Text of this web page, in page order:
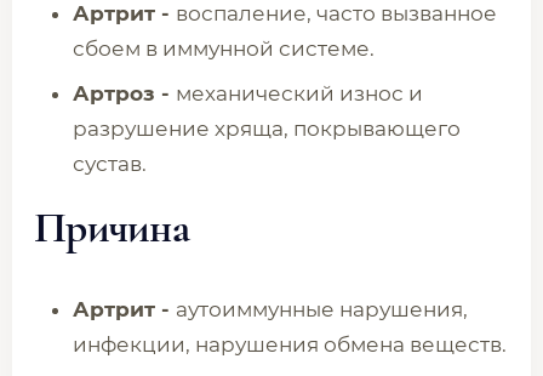
Артрит - воспаление, часто вызванное
сбоем в иммунной системе.
Артроз - механический износ и
разрушение хряща, покрывающего
сустав.
Причина
Артрит - ​​​​​​​​​​​​​​аутоиммунные нарушения,
инфекции, нарушения обмена веществ.